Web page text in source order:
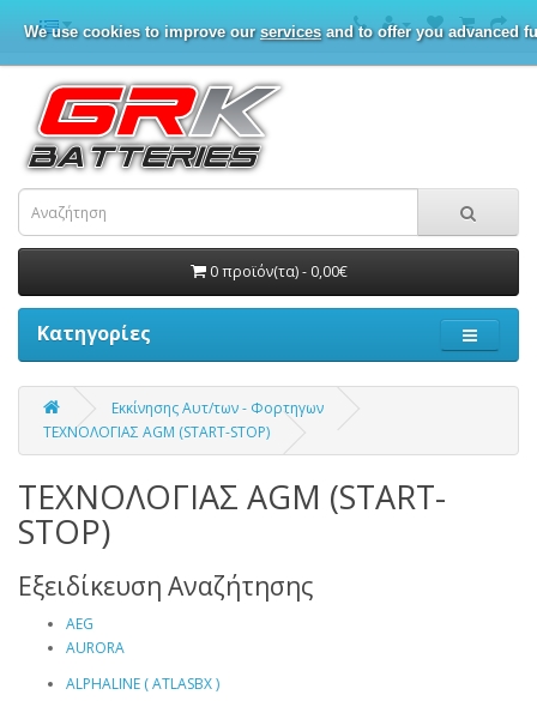
We use cookies to improve our servicesand to offer you advanced
0 προϊόν(τα) - 0,00€
Κατηγορίες
Εκκίνησης Αυτ/των - Φορτηγων
ΤΕΧΝΟΛΟΓΙΑΣ AGM (START-STOP)
ΤΕΧΝΟΛΟΓΙΑΣ AGM (START-
STOP)
Εξειδίκευση Αναζήτησης
AEG
AURORA
ALPHALINE ( ATLASBX )